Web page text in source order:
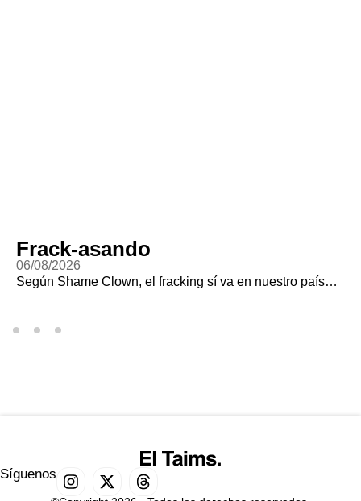
Frack-asando
06/08/2026
Según Shame Clown, el fracking sí va en nuestro país…
Síguenos